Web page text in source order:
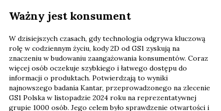
W dzisiejszych czasach, gdy technologia odgrywa kluczową
znaczeniu w budowaniu zaangażowania konsumentów. Coraz
więcej osób oczekuje szybkiego i łatwego dostępu do
informacji o produktach. Potwierdzają to wyniki
najnowszego badania Kantar, przeprowadzonego na zlecenie
GS1 Polska w listopadzie 2024 roku na reprezentatywnej
grupie 1000 osób. Jego celem było sprawdzenie otwartości i
gotowości konsumentów do skanowania kodów QR z
opakowań produktów.